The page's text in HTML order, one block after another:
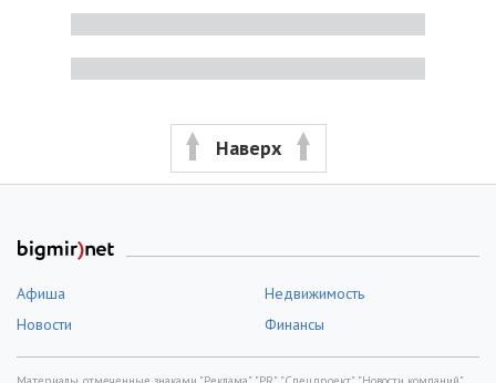
Наверх
Афиша
Недвижимость
Новости
Финансы